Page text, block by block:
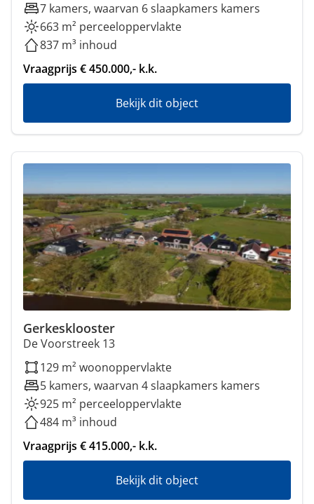
7 kamers, waarvan 6 slaapkamers kamers
663 m² perceeloppervlakte
837 m³ inhoud
Vraagprijs € 450.000,- k.k.
Bekijk dit object
Gerkesklooster
De Voorstreek 13
129 m² woonoppervlakte
5 kamers, waarvan 4 slaapkamers kamers
925 m² perceeloppervlakte
484 m³ inhoud
Vraagprijs € 415.000,- k.k.
Bekijk dit object